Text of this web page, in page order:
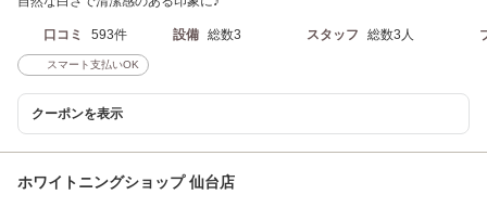
口コミ 593件 設備 総数3 スタッフ 総数3人
スマート支払いOK
クーポンを表示
ホワイトニングショップ 仙台店